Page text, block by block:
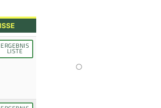
ERGEBNIS
LISTE